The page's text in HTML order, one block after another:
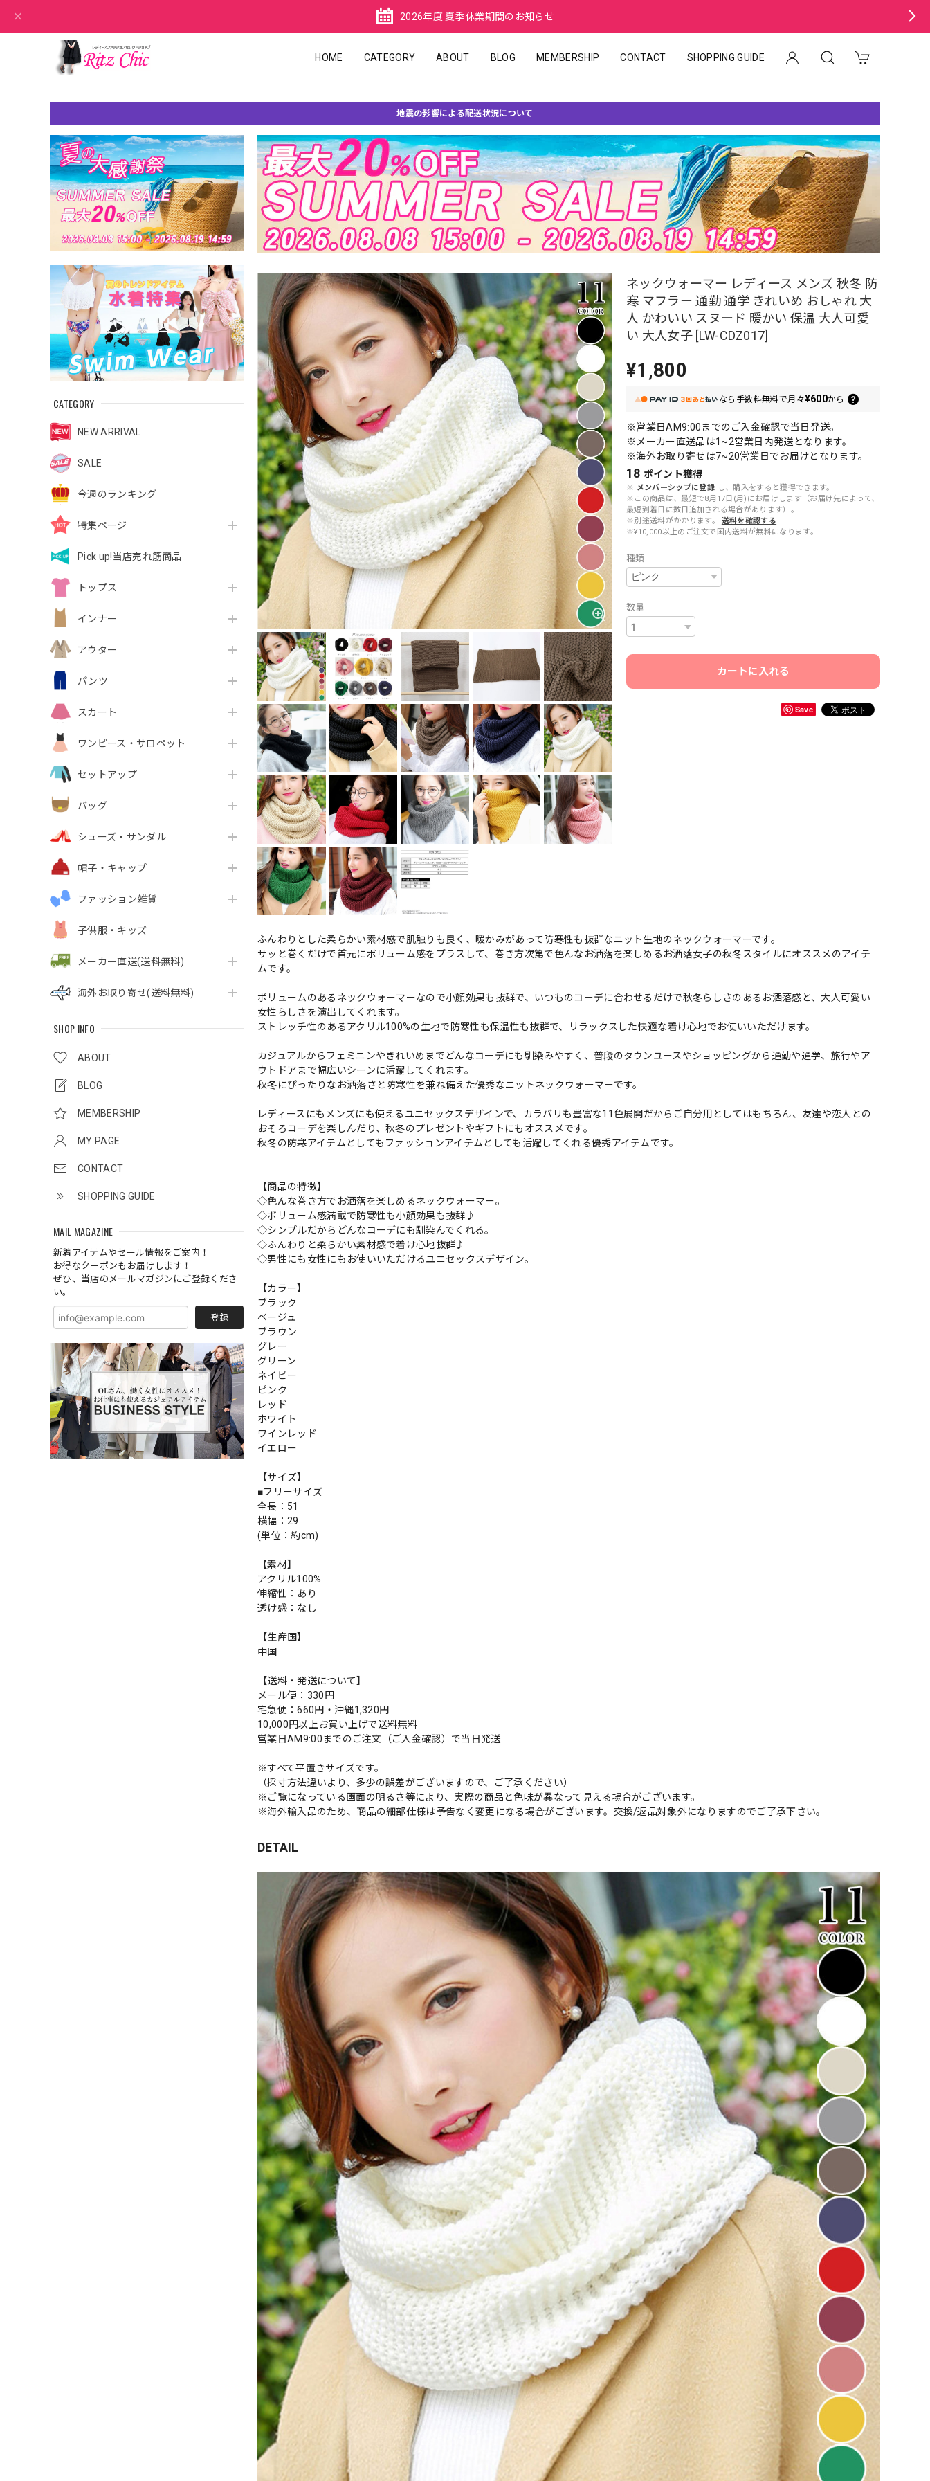
2026年度 夏季休業期間のお知らせ
HOME CATEGORY ABOUT BLOG MEMBERSHIP CONTACT SHOPPING GUIDE
地震の影響による配送状況について
CATEGORY
NEW ARRIVAL
SALE
今週のランキング
特集ページ
Pick up!当店売れ筋商品
トップス
インナー
アウター
パンツ
スカート
ワンピース・サロペット
セットアップ
バッグ
シューズ・サンダル
帽子・キャップ
ファッション雑貨
子供服・キッズ
メーカー直送(送料無料)
海外お取り寄せ(送料無料)
SHOP INFO
ABOUT
BLOG
MEMBERSHIP
MY PAGE
CONTACT
SHOPPING GUIDE
MAIL MAGAZINE
新着アイテムやセール情報をご案内！
お得なクーポンもお届けします！
ぜひ、当店のメールマガジンにご登録くださ
い。
登録
ネックウォーマー レディース メンズ 秋冬 防
寒 マフラー 通勤 通学 きれいめ おしゃれ 大
人 かわいい スヌード 暖かい 保温 大人可愛
い 大人女子 [LW-CDZ017]
¥1,800
なら 手数料無料で月々¥600から
※営業日AM9:00までのご入金確認で当日発送。
※メーカー直送品は1~2営業日内発送となります。
※海外お取り寄せは7~20営業日でお届けとなります。
18 ポイント獲得
※ メンバーシップに登録 し、購入をすると獲得できます。
※この商品は、最短で8月17日(月)にお届けします（お届け先によって、
最短到着日に数日追加される場合があります）。
※別途送料がかかります。
送料を確認する
※¥10,000以上のご注文で国内送料が無料になります。
種類
数量
カートに入れる
Save
ふんわりとした柔らかい素材感で肌触りも良く、暖かみがあって防寒性も抜群なニット生地のネックウォーマーです。
サッと巻くだけで首元にボリューム感をプラスして、巻き方次第で色んなお洒落を楽しめるお洒落女子の秋冬スタイルにオススメのアイテ
ムです。
ボリュームのあるネックウォーマーなので小顔効果も抜群で、いつものコーデに合わせるだけで秋冬らしさのあるお洒落感と、大人可愛い
女性らしさを演出してくれます。
ストレッチ性のあるアクリル100%の生地で防寒性も保温性も抜群で、リラックスした快適な着け心地でお使いいただけます。
カジュアルからフェミニンやきれいめまでどんなコーデにも馴染みやすく、普段のタウンユースやショッピングから通勤や通学、旅行やア
ウトドアまで幅広いシーンに活躍してくれます。
秋冬にぴったりなお洒落さと防寒性を兼ね備えた優秀なニットネックウォーマーです。
レディースにもメンズにも使えるユニセックスデザインで、カラバリも豊富な11色展開だからご自分用としてはもちろん、友達や恋人との
おそろコーデを楽しんだり、秋冬のプレゼントやギフトにもオススメです。
秋冬の防寒アイテムとしてもファッションアイテムとしても活躍してくれる優秀アイテムです。
【商品の特徴】
◇色んな巻き方でお洒落を楽しめるネックウォーマー。
◇ボリューム感満載で防寒性も小顔効果も抜群♪
◇シンプルだからどんなコーデにも馴染んでくれる。
◇ふんわりと柔らかい素材感で着け心地抜群♪
◇男性にも女性にもお使いいただけるユニセックスデザイン。
【カラー】
ブラック
ベージュ
ブラウン
グレー
グリーン
ネイビー
ピンク
レッド
ホワイト
ワインレッド
イエロー
【サイズ】
■フリーサイズ
全長：51
横幅：29
(単位：約cm)
【素材】
アクリル100%
伸縮性：あり
透け感：なし
【生産国】
中国
【送料・発送について】
メール便：330円
宅急便：660円・沖縄1,320円
10,000円以上お買い上げで送料無料
営業日AM9:00までのご注文（ご入金確認）で当日発送
※すべて平置きサイズです。
（採寸方法違いより、多少の誤差がございますので、ご了承ください）
※ご覧になっている画面の明るさ等により、実際の商品と色味が異なって見える場合がございます。
※海外輸入品のため、商品の細部仕様は予告なく変更になる場合がございます。交換/返品対象外になりますのでご了承下さい。
DETAIL